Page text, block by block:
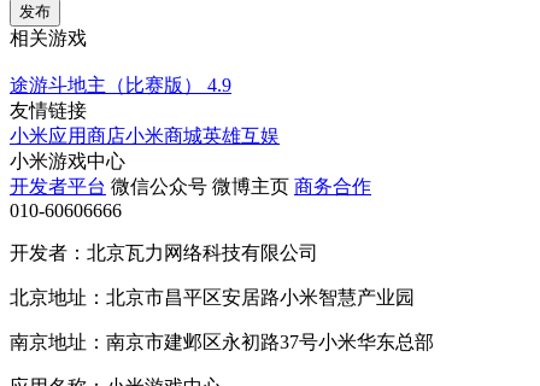
发布
相关游戏
途游斗地主（比赛版）
4.9
友情链接
小米应用商店小米商城英雄互娱
小米游戏中心
开发者平台 微信公众号 微博主页 商务合作
010-60606666
开发者：北京瓦力网络科技有限公司
北京地址：北京市昌平区安居路小米智慧产业园
南京地址：南京市建邺区永初路37号小米华东总部